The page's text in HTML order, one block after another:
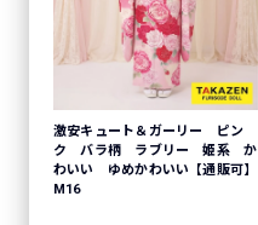
激安キュート＆ガーリー ピン
ク バラ柄 ラブリー 姫系 か
わいい ゆめかわいい【通販可】
M16